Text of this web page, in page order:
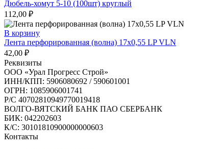
Дюбель-хомут 5-10 (100шт) круглый
112,00 ₽
В корзину
Лента перфорированная (волна) 17х0,55 LP VLN
42,00 ₽
Реквизиты
ООО «Урал Прогресс Строй»
ИНН/КПП: 5906080692 / 590601001
ОГРН: 1085906001741
Р/C 40702810949770019418
ВОЛГО-ВЯТСКИЙ БАНК ПАО СБЕРБАНК
БИК: 042202603
К/С: 30101810900000000603
Контакты